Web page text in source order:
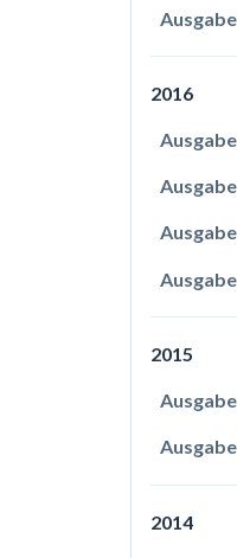
2016
Ausgabe
2015
2014